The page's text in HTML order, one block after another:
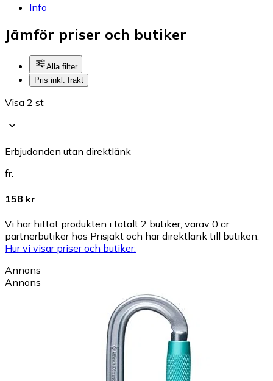
Info
Jämför priser och butiker
Alla filter
Pris inkl. frakt
Visa 2 st
Erbjudanden utan direktlänk
fr.
158 kr
Vi har hittat produkten i totalt 2 butiker, varav 0 är
partnerbutiker hos Prisjakt och har direktlänk till butiken.
Hur vi visar priser och butiker.
Annons
Annons